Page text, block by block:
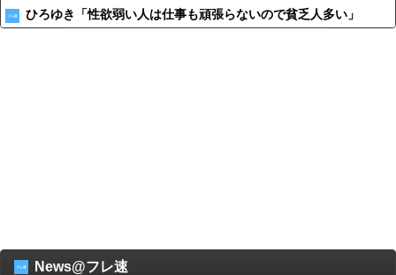
ひろゆき「性欲弱い人は仕事も頑張らないので貧乏人多い」
News@フレ速